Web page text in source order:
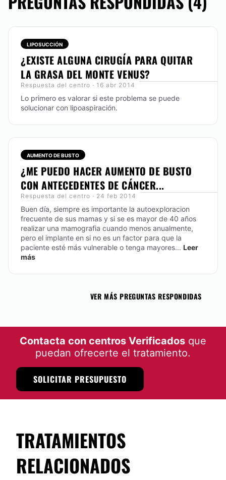
CIRUGÍA ÍNTIMA
Blanqueamiento anal
Labioplastia
Vaginoplastia
Rejuvenecimiento Vaginal
Himenoplastia
LIPOSUCCIÓN
¿EXISTE ALGUNA CIRUGÍA PARA QUITAR
LA GRASA DEL MONTE VENUS?
Respuesta del centro · 16 abr 2014
Lo primero es valorar si este problema se puede
solucionar con lipoaspiración.
AUMENTO DE BUSTO
¿ME PUEDO HACER AUMENTO DE BUSTO
CON ANTECEDENTES DE CÁNCER...
Respuesta del centro · 24 feb 2014
Buen día, siempre es importante la autoexploracion
frecuente de sus mamas y si se es mayor de 40 años
realizar una mamografia cuando menos anualmente,
pero el implante en si no es un factor para que la
paciente esté más vulnerable o tenga mayores... Leer
más
VER MÁS PREGUNTAS RESPONDIDAS
Contacta con centros Verificados que
puedan ofrecerte el tratamiento.
SOLICITAR PRESUPUESTO
TRATAMIENTOS
RELACIONADOS